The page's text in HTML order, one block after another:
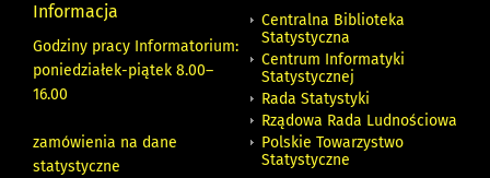
Informacja
Godziny pracy Informatorium:
poniedziałek-piątek 8.00–
16.00
zamówienia na dane
statystyczne
Centralna Biblioteka
Statystyczna
Centrum Informatyki
Statystycznej
Rada Statystyki
Rządowa Rada Ludnościowa
Polskie Towarzystwo
Statystyczne